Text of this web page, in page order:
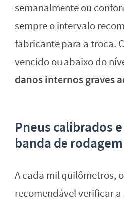
semanalmente ou
sempre o intervalo
fabricante para a troca.
vencido ou abaixo do
danos internos graves
Pneus calibrados
banda de rodagem
A cada mil quilômetros,
recomendável verificar